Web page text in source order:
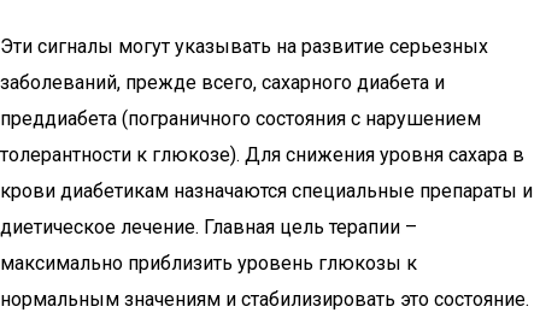
Эти сигналы могут указывать на развитие серьезных
заболеваний, прежде всего, сахарного диабета и
преддиабета (пограничного состояния с нарушением
толерантности к глюкозе). Для снижения уровня сахара в
крови диабетикам назначаются специальные препараты и
диетическое лечение. Главная цель терапии –
максимально приблизить уровень глюкозы к
нормальным значениям и стабилизировать это состояние.